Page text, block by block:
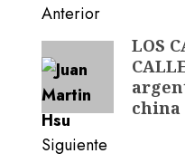
Anterior
LOS
china
Siguiente